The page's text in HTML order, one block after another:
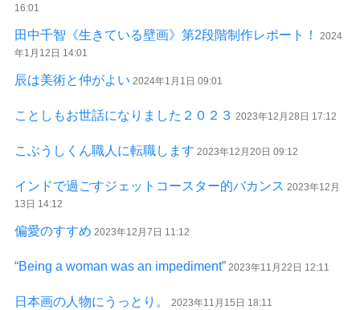
16:01
田中千智《生きている壁画》第2段階制作レポート！
2024
年1月12日 14:01
辰は美術と仲がよい 2024年1月1日 09:01
ことしもお世話になりました２０２３ 2023年12月28日 17:12
こぶうしくん職人に転職します 2023年12月20日 09:12
インドで過ごすジェットコースター的バカンス 2023年12月
13日 14:12
偏愛のすすめ 2023年12月7日 11:12
“Being a woman was an impediment” 2023年11月22日 12:11
日本画の人物にうっとり。 2023年11月15日 18:11